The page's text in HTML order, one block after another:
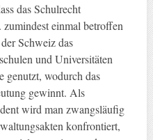
das Schulrecht
einmal betroffen
Schweiz das
und Universitäten
genutzt, wodurch das
gewinnt. Als
wird man zwangsläufig
konfrontiert,